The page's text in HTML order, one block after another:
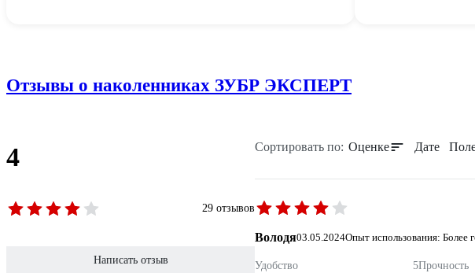
Отзывы о наколенниках ЗУБР ЭКСПЕРТ
4
29 отзывов
Написать отзыв
Сортировать по: Оценке Дате
Володя03.05.2024Опыт использования: Более
Удобство 5Прочность